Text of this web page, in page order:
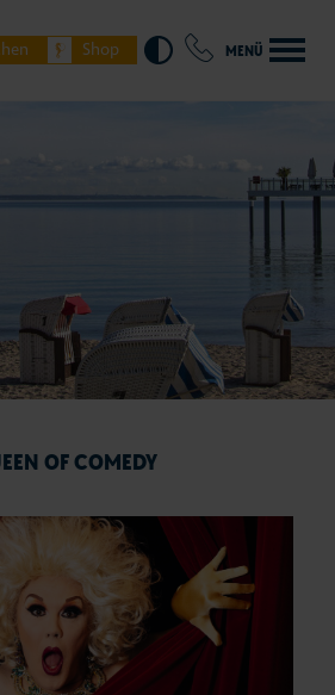
Shop MENÜ
OF COMEDY